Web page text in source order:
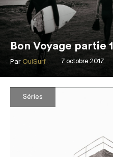
Bon Voyage partie 1
7 octobre 2017
Par OuiSurf
Séries